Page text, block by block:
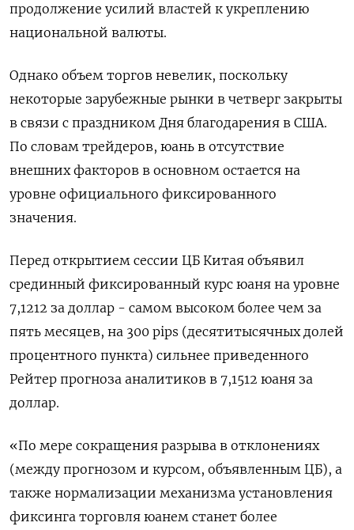
продолжение усилий властей к укреплению
национальной валюты.
Однако объем торгов невелик, поскольку
некоторые зарубежные рынки в четверг закрыты
в связи с праздником Дня благодарения в США.
По словам трейдеров, юань в отсутствие
внешних факторов в основном остается на
уровне официального фиксированного
значения.
Перед открытием сессии ЦБ Китая объявил
срединный фиксированный курс юаня на уровне
7,1212 за доллар - самом высоком более чем за
пять месяцев, на 300 pips (десятитысячных долей
процентного пункта) сильнее приведенного
Рейтер прогноза аналитиков в 7,1512 юаня за
доллар.
«По мере сокращения разрыва в отклонениях
(между прогнозом и курсом, объявленным ЦБ), а
также нормализации механизма установления
фиксинга торговля юанем станет более